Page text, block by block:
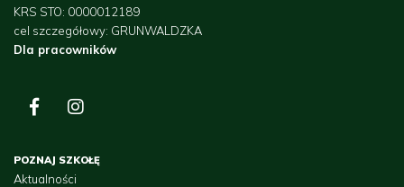
KRS STO: 0000012189
cel szczegółowy: GRUNWALDZKA
Dla pracowników
POZNAJ SZKOŁĘ
Aktualności